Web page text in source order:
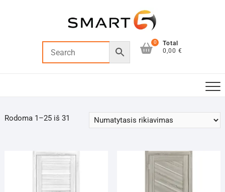
0
Total
0,00 €
Rodoma 1–25 iš 31